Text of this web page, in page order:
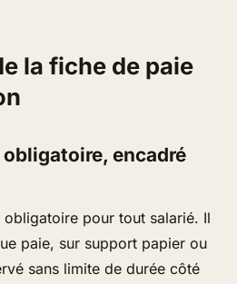
la fiche de paie
obligatoire, encadré
pour tout salarié. Il
paie, sur support papier ou
sans limite de durée côté